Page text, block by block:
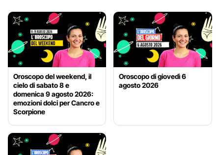
Oroscopo del weekend, il
cielo di sabato 8 e
domenica 9 agosto 2026:
emozioni dolci per Cancro e
Scorpione
Oroscopo di giovedì 6
agosto 2026